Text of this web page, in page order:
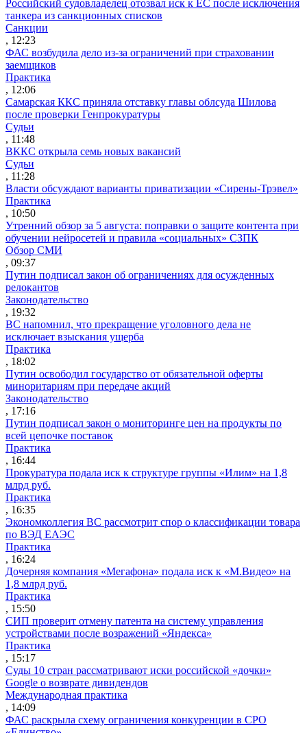
Российский судовладелец отозвал иск к ЕС после исключения
танкера из санкционных списков
Санкции
, 12:23
ФАС возбудила дело из-за ограничений при страховании
заемщиков
Практика
, 12:06
Самарская ККС приняла отставку главы облсуда Шилова
после проверки Генпрокуратуры
Судьи
, 11:48
ВККС открыла семь новых вакансий
Судьи
, 11:28
Власти обсуждают варианты приватизации «Сирены-Трэвел»
Практика
, 10:50
Утренний обзор за 5 августа: поправки о защите контента при
обучении нейросетей и правила «социальных» СЗПК
Обзор СМИ
, 09:37
Путин подписал закон об ограничениях для осужденных
релокантов
Законодательство
, 19:32
ВС напомнил, что прекращение уголовного дела не
исключает взыскания ущерба
Практика
, 18:02
Путин освободил государство от обязательной оферты
миноритариям при передаче акций
Законодательство
, 17:16
Путин подписал закон о мониторинге цен на продукты по
всей цепочке поставок
Практика
, 16:44
Прокуратура подала иск к структуре группы «Илим» на 1,8
млрд руб.
Практика
, 16:35
Экономколлегия ВС рассмотрит спор о классификации товара
по ВЭД ЕАЭС
Практика
, 16:24
Дочерняя компания «Мегафона» подала иск к «М.Видео» на
1,8 млрд руб.
Практика
, 15:50
СИП проверит отмену патента на систему управления
устройствами после возражений «Яндекса»
Практика
, 15:17
Суды 10 стран рассматривают иски российской «дочки»
Google о возврате дивидендов
Международная практика
, 14:09
ФАС раскрыла схему ограничения конкуренции в СРО